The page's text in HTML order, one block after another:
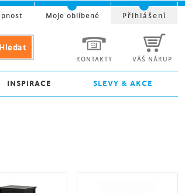
KONTAKTY VÁŠ NÁKUP
INSPIRACE SLEVY & AKCE
Moje oblíbené Přihlášení